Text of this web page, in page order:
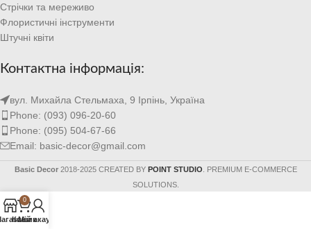
Стрічки та мереживо
Флористичні інструменти
Штучні квіти
Контактна інформація:
вул. Михайла Стельмаха, 9 Ірпінь, Україна
Phone: (093) 096-20-60
Phone: (095) 504-67-66
Email: basic-decor@gmail.com
Basic Decor 2018-2025 CREATED BY POINT STUDIO . PREMIUM E-COMMERCE
SOLUTIONS.
0
Кошик
Мій акаунт